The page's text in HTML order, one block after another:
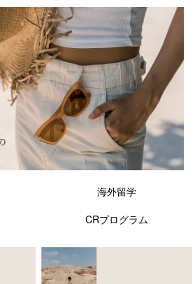
海外留学
CRプログラム